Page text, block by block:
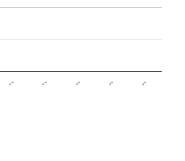
.. .. .. .. ..